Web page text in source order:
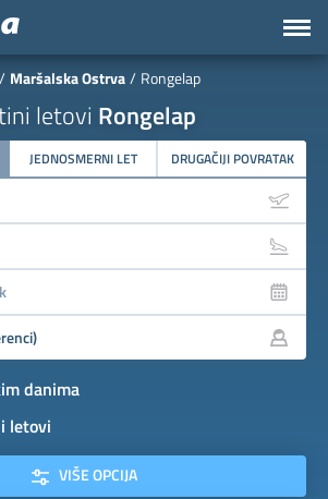
Maršalska Ostrva Rongelap
letovi Rongelap
JEDNOSMERNI LET DRUGAČIJI POVRATAK
danima
letovi
VIŠE OPCIJA